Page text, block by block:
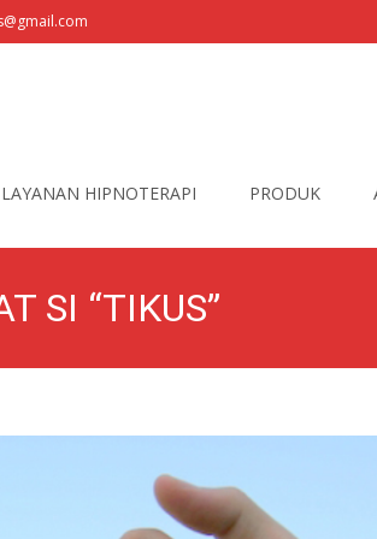
LAYANAN HIPNOTERAPI PRODUK
SI “TIKUS”